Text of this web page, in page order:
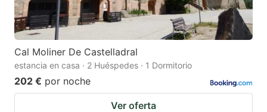
Cal Moliner De Castelladral
estancia en casa · 2 Huéspedes · 1 Dormitorio
202 € por noche
Ver oferta